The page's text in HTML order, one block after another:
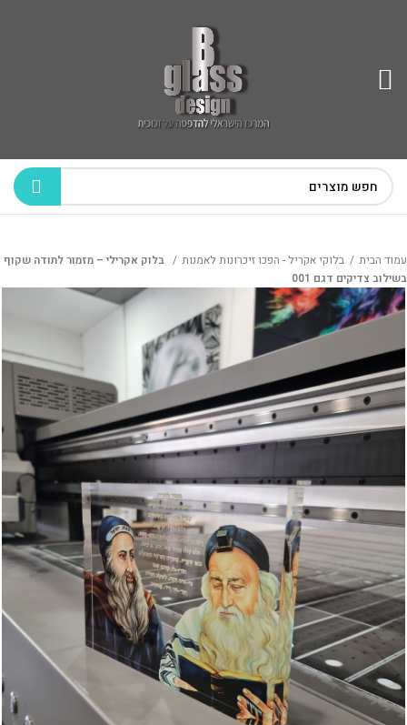
עמוד הבית בלוקי אקריל - הפכו זיכרונות לאמנות
בלוק אקרילי – מזמור לתודה שקוף
בשילוב צדיקים דגם 001